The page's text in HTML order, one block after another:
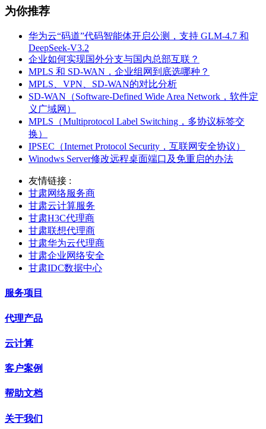
为你推荐
华为云“码道”代码智能体开启公测，支持 GLM-4.7 和
DeepSeek-V3.2
企业如何实现国外分支与国内总部互联？
MPLS 和 SD-WAN，企业组网到底选哪种？
MPLS、VPN、SD-WAN的对比分析
SD-WAN（Software-Defined Wide Area Network，软件定
义广域网）
MPLS（Multiprotocol Label Switching，多协议标签交
换）
IPSEC（Internet Protocol Security，互联网安全协议）
Winodws Server修改远程桌面端口及免重启的办法
友情链接 :
甘肃网络服务商
甘肃云计算服务
甘肃H3C代理商
甘肃联想代理商
甘肃华为云代理商
甘肃企业网络安全
甘肃IDC数据中心
服务项目
代理产品
云计算
客户案例
帮助文档
关于我们